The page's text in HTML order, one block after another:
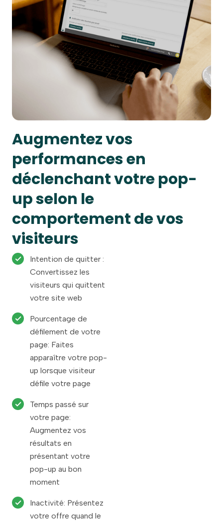
Augmentez vos
performances en
déclenchant votre pop-
up selon le
comportement de vos
visiteurs
Intention de quitter :
Convertissez les
visiteurs qui quittent
votre site web
Pourcentage de
défilement de votre
page: Faites
apparaître votre pop-
up lorsque visiteur
défile votre page
Temps passé sur
votre page:
Augmentez vos
résultats en
présentant votre
pop-up au bon
moment
Inactivité: Présentez
votre offre quand le